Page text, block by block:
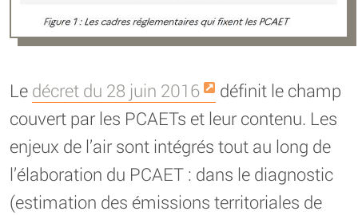
Le décret du 28 juin 2016
définit le champ
couvert par les PCAETs et leur contenu. Les
enjeux de l’air sont intégrés tout au long de
l’élaboration du PCAET : dans le diagnostic
(estimation des émissions territoriales de